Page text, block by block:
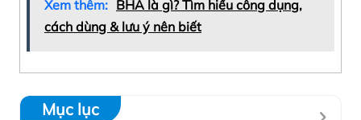
Xem thêm: BHA là gì? Tìm hiểu công dụng,
cách dùng & lưu ý nên biết
Mục lục